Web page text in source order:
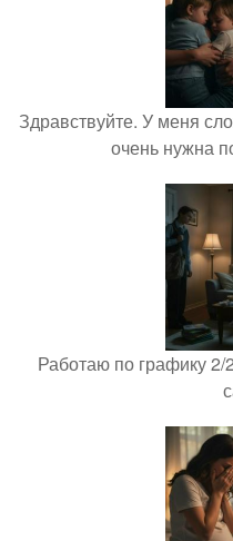
Здравствуйте. У меня
очень нужна
Работаю по графику 2/